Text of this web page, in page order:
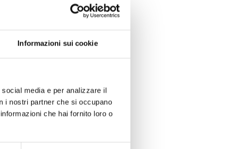
Informazioni sui cookie
media e per analizzare il
i nostri partner che si occupano
che hai fornito loro o